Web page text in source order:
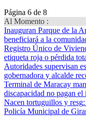
Página 6 de 8
Al Momento :
Inauguran Parque de la
beneficiará a la
Registro Único de
etiqueta roja o pérdida
Autoridades supervisan es
gobernadora y alcalde
Terminal de Maracay
discapacidad no pagan el
Nacen tortuguillos y resg
Policía Municipal de